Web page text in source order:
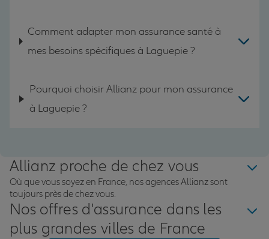
Comment adapter mon assurance santé à
mes besoins spécifiques à Laguepie ?
Pourquoi choisir Allianz pour mon assurance
à Laguepie ?
Allianz proche de chez vous
Où que vous soyez en France, nos agences Allianz sont
toujours près de chez vous.
Nos offres d'assurance dans les
plus grandes villes de France